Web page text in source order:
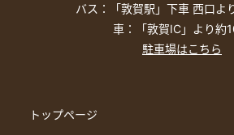
バス：「敦賀駅」下車 西口よ
車：「敦賀IC」より約
駐車場はこちら
トップページ